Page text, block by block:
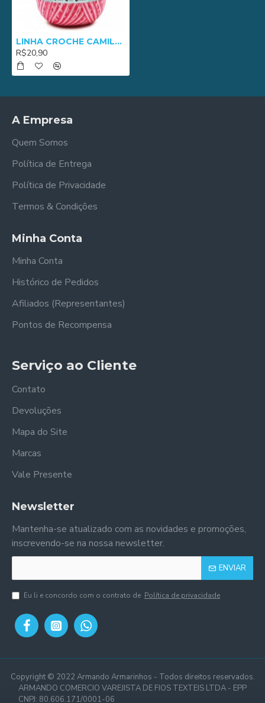
LINHA CROCHE CAMILA 1000 MULT - 05025
R$20,90
A Empresa
Quem Somos
Política de Entrega
Política de Privacidade
Termos & Condições
Minha Conta
Minha Conta
Histórico de Pedidos
Afiliados (Representantes)
Pontos de Recompensa
Serviço ao Cliente
Contato
Devoluções
Mapa do Site
Marcas
Vale Presente
Newsletter
Mantenha-se atualizado com as novidades e promoções,
inscrevendo-se na nossa newsletter.
ENVIAR
Eu li e concordo com o contrato de Política de privacidade
Copyright © 2022 Armando Armarinhos - Todos direitos reservados.
ARMANDO COMERCIO VAREJISTA DE FIOS TEXTEIS LTDA - EPP
CNPJ: 80.606.171/0001-06